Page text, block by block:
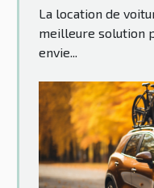
La location de
meilleure solution
envie...